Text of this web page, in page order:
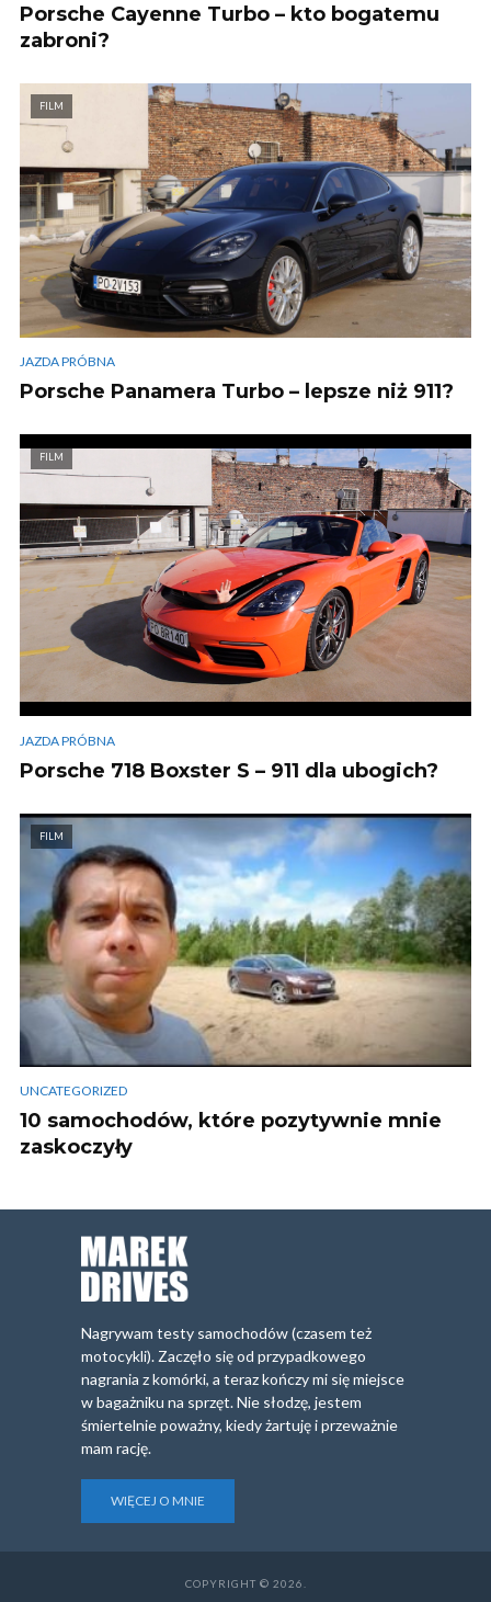
Porsche Cayenne Turbo – kto bogatemu
zabroni?
FILM
JAZDA PRÓBNA
Porsche Panamera Turbo – lepsze niż 911?
FILM
JAZDA PRÓBNA
Porsche 718 Boxster S – 911 dla ubogich?
FILM
UNCATEGORIZED
10 samochodów, które pozytywnie mnie
zaskoczyły
Nagrywam testy samochodów (czasem też
motocykli). Zaczęło się od przypadkowego
nagrania z komórki, a teraz kończy mi się miejsce
w bagażniku na sprzęt. Nie słodzę, jestem
śmiertelnie poważny, kiedy żartuję i przeważnie
mam rację.
WIĘCEJ O MNIE
COPYRIGHT © 2026.